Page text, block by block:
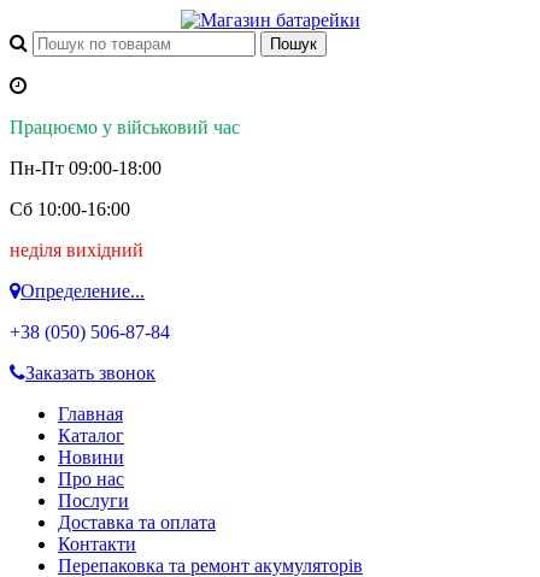
Працюємо у військовий час
Пн-Пт 09:00-18:00
Сб 10:00-16:00
неділя вихідний
Определение...
+38 (050) 506-87-84
Заказать звонок
Главная
Каталог
Новини
Про нас
Послуги
Доставка та оплата
Контакти
Перепаковка та ремонт акумуляторів